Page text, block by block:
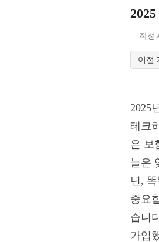
작성
이전
2025
테크
은 보
늘은
년,
중요
습니
가입